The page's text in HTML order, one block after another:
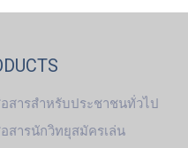
สารสำหรับประชาชนทั่วไป
สารนักวิทยุสมัครเล่น